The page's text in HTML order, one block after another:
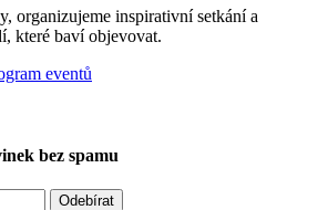
organizujeme inspirativní setkání a
které baví objevovat.
eventů
bez spamu
Odebírat